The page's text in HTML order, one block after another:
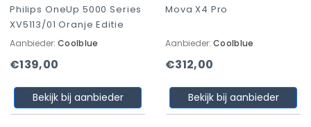
Philips OneUp 5000 Series
XV5113/01 Oranje Editie
Aanbieder: Coolblue
€139,00
Bekijk bij aanbieder
Mova X4 Pro
Aanbieder: Coolblue
€312,00
Bekijk bij aanbieder